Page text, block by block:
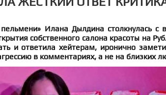
Илана Дылдина столкнулась с
собственного салона красоты на
и ответила хейтерам, иронично
в комментариях, а не на близких